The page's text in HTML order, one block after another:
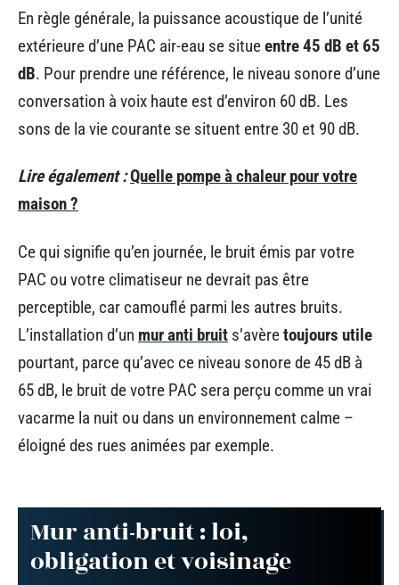
En règle générale, la puissance acoustique de l’unité
extérieure d’une PAC air-eau se situeentre 45 dB et 65
dB. Pour prendre une référence, le niveau sonore d’une
conversation à voix haute est d’environ 60 dB. Les
sons de la vie courante se situent entre 30 et 90 dB.
Lire également :Quelle pompe à chaleur pour votre
maison ?
Ce qui signifie qu’en journée, le bruit émis par votre
PAC ou votre climatiseur ne devrait pas être
perceptible, car camouflé parmi les autres bruits.
L’installation d’un mur anti bruit s’avèretoujours utile
pourtant, parce qu’avec ce niveau sonore de 45 dB à
65 dB, le bruit de votre PAC sera perçu comme un vrai
vacarme la nuit ou dans un environnement calme –
éloigné des rues animées par exemple.
Mur anti-bruit : loi,
obligation et voisinage